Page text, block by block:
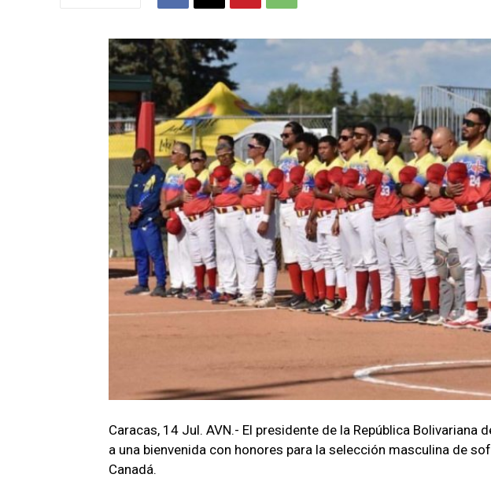
Caracas, 14 Jul. AVN.- El presidente de la República Bolivariana
a una bienvenida con honores para la selección masculina de
Canadá.